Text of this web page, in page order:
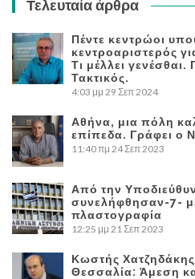
Τελευταία άρθρα
Πέντε κεντρώοι
κεντροαριστερός
Τι μέλλει
Τακτικός.
4:03 μμ 29 Σεπ 2024
Αθήνα, μια πόλη
επίπεδα. Γράφει ο
11:40 πμ 24 Σεπ 2023
Από την
συνελήφθησαν-7-
πλαστογραφία
12:25 μμ 21 Σεπ 2023
Κωστής
Θεσσαλία: Άμεση